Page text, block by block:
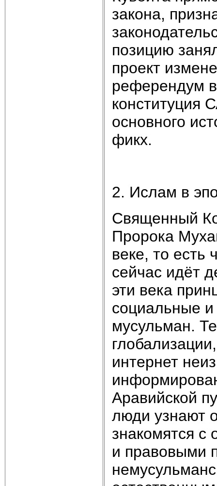
закона,
позицию
проект
референдум
конституция
основного
фикх.
2. Ислам в
Священный
Пророка
веке, то есть
сейчас идёт
эти века
социальные
мусульман.
интернет
Аравийской
люди узнают
знакомятся
и правовыми